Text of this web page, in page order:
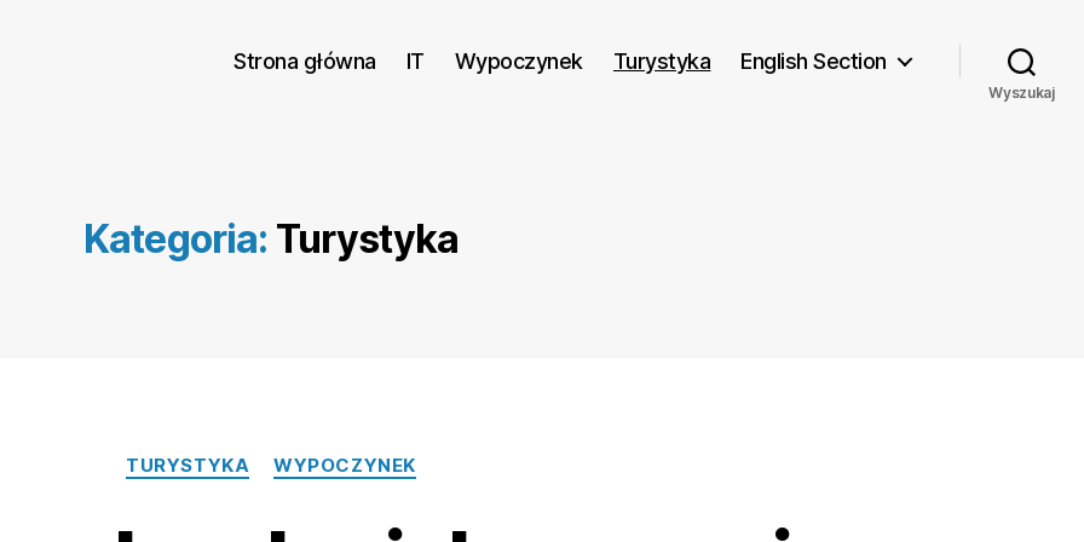
Strona główna IT Wypoczynek Turystyka English Section
Wyszukaj
Kategoria: Turystyka
Kategorie
TURYSTYKA WYPOCZYNEK